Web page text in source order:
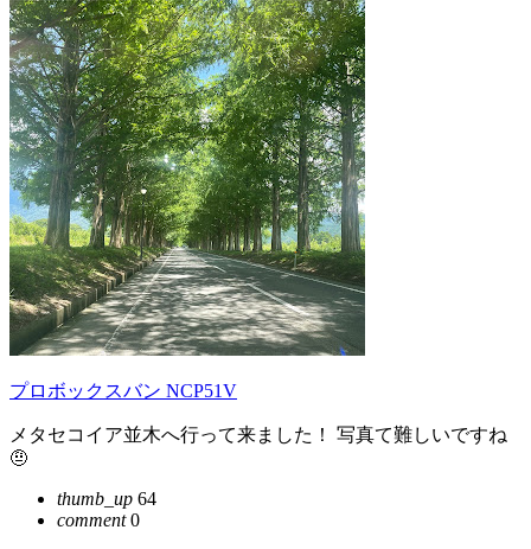
プロボックスバン NCP51V
メタセコイア並木へ行って来ました！ 写真て難しいですね
🤨
thumb_up 64
comment0